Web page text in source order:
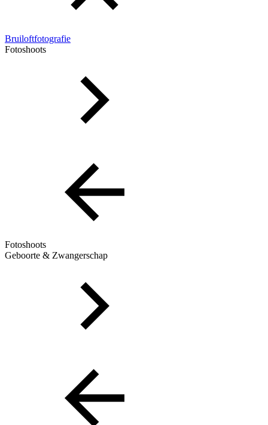
Bruiloftfotografie
Fotoshoots
Fotoshoots
Geboorte & Zwangerschap